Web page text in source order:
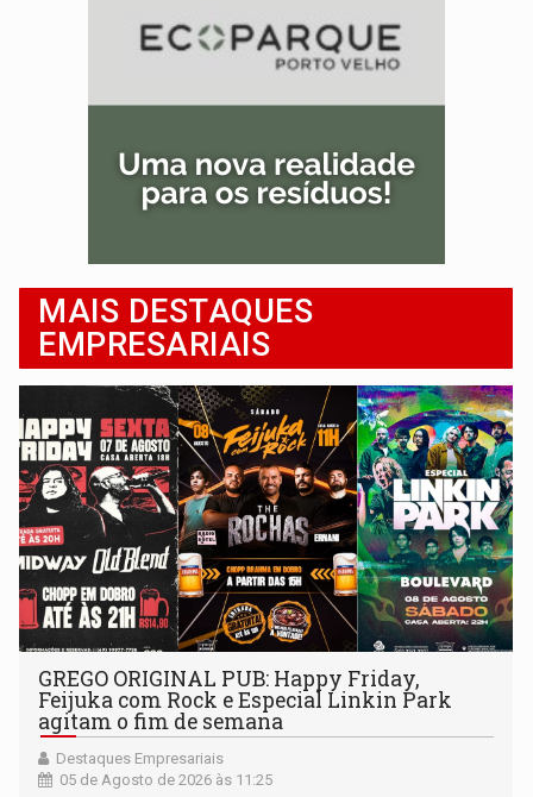
MAIS DESTAQUES
EMPRESARIAIS
GREGO ORIGINAL PUB: Happy Friday,
Feijuka com Rock e Especial Linkin Park
agitam o fim de semana
Destaques Empresariais
05 de Agosto de 2026 às 11:25